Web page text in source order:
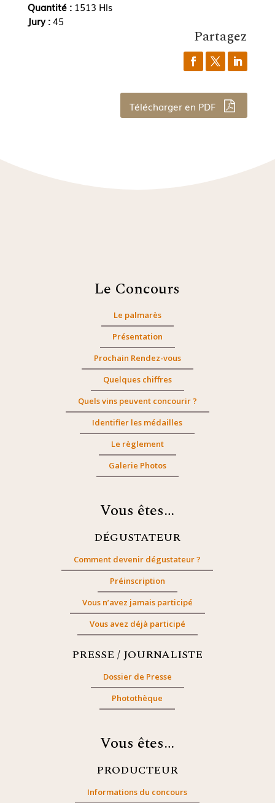
Quantité : 1513 Hls
Jury :45
Partagez
Télécharger en PDF
Le Concours
Le palmarès
Présentation
Prochain Rendez-vous
Quelques chiffres
Quels vins peuvent concourir ?
Identifier les médailles
Le règlement
Galerie Photos
Vous êtes…
DÉGUSTATEUR
Comment devenir dégustateur ?
Préinscription
Vous n’avez jamais participé
Vous avez déjà participé
PRESSE / JOURNALISTE
Dossier de Presse
Photothèque
Vous êtes…
PRODUCTEUR
Informations du concours